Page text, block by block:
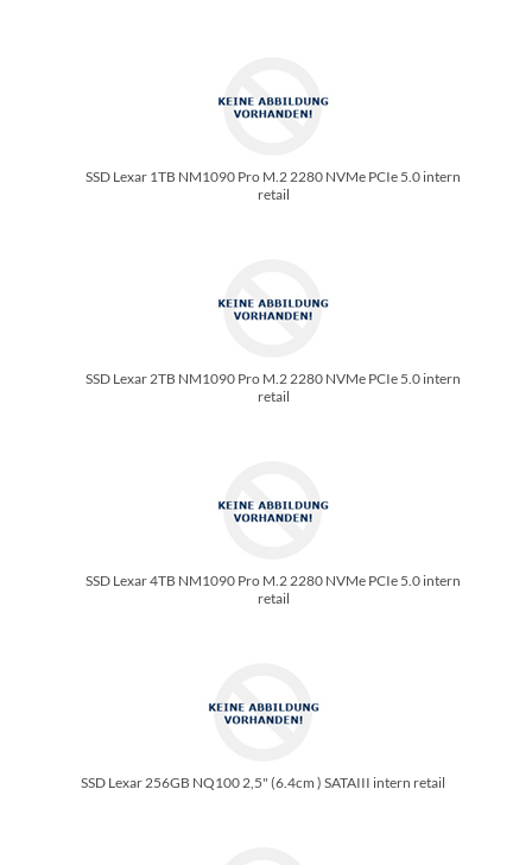
SSD Lexar 1TB NM1090 Pro M.2 2280 NVMe PCIe 5.0 intern
retail
SSD Lexar 2TB NM1090 Pro M.2 2280 NVMe PCIe 5.0 intern
retail
SSD Lexar 4TB NM1090 Pro M.2 2280 NVMe PCIe 5.0 intern
retail
SSD Lexar 256GB NQ100 2,5" (6.4cm ) SATAIII intern retail